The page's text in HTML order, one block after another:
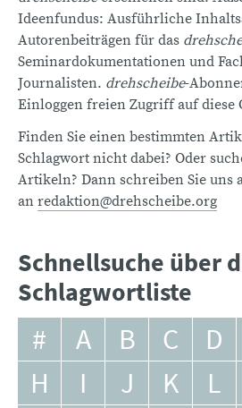
Ideenfundus: Ausführliche
Autorenbeiträgen für das
Seminardokumentationen und
Journalisten. drehscheibe-
Einloggen freien Zugriff auf diese
Finden Sie einen bestimmten
Schlagwort nicht dabei? Oder
Artikeln? Dann schreiben Sie uns
an redaktion@drehscheibe.org
Schnellsuche über
Schlagwortliste
# A B C D
H
I J K L